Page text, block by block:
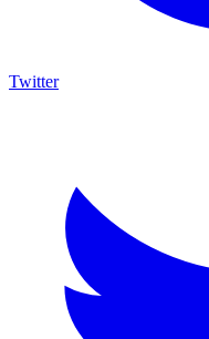
Twitter